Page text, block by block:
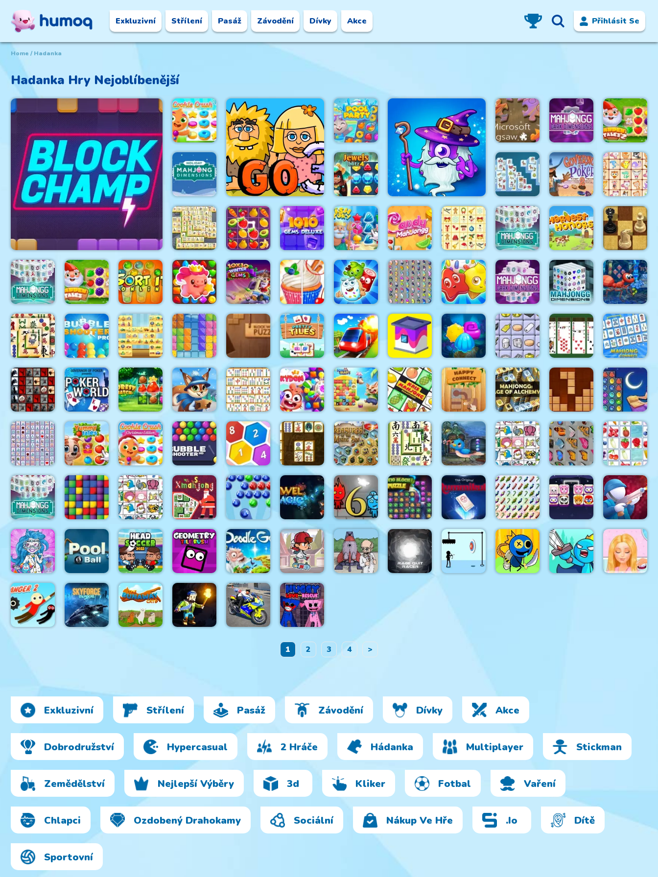
Exkluzivní Střílení Pasáž Závodění Dívky Akce Přihlásit Se
Home Hadanka
Hadanka Hry Nejoblíbenější
Block Champ
Adam and Eve Go 3 Heroes of Match 3
Cookie
Crush 3
Pool Party
Microsoft
Jigsaw
Mahjong
Dark
Dimensions
Garden
Tales 2
Holiday
Mahjong
Dimensions
Jewels Blitz
4
Mahjong
Christmas
Governor Of
Poker 2
Dream Pet
Link
Mahjong
Classic
Fruit
Mahjong
10x10 Gems
Deluxe
Fish Story
Mahjongg
Candy
KrisMas
Mahjong
Mahjongg
Dimensions
900 seconds
Harvest
Honors
Master
Chess
Mahjongg
Dimensions
640 seconds
Garden
Tales
Sort It
Match
Arena
Winter
Gems
Rachel
Holmes
Sugar
Heroes
Butterfly
Kyodai
Deluxe
Candy
Riddles:
Free Match
3 Puzzle
Mahjongg
Dark
Dimensions
Triple Time
Mahjong
Dimensions
Lovely Ant
Escape
Mahjong
Titans
Bubble
Shooter Pro
Toys
Mahjong
Connect
Gummy
Blocks
Block Wood
Puzzle
Pretty Tiles
Conduct
THIS!
Paint House Aqua Blitz 2 Connect 2 Spider Soli
Mahjong
Connect
Tiles of the
Unexpected
Poker
World
Forest
Match
Match
Adventure
Mahjong
Link
Skydom Puppy Blast
Kris
Mahjong
Remastered
Happy
Connect
Mahjongg
Alchemy
Wood Block
Puzzle
1001
Arabian
Nights
Mahjong
Connect
Deluxe
Yummy
Tales
Cookie
Crush
Christmas
Edition
Bubble
Shooter HD
HexaLau
Mahjong
Connect 2
Treasures
of the
Mystic Sea
Mahjong
Shanghai
Dynasty
Singing
Bird Escape
Pet Connect
Butterfly
Kyodai
Fruit
Connect
Mahjongg
Dimensions
470 seconds
Blocks Pet Connect Xmasjong
Bubbles
Shooter
Jewel Magic
Fireboy &
Watergirl 6:
Fairy Tales
10x10 Block
Puzzle
Rummikub
Candy
Match
Onet
Connect
Classic
Hole
Defense
Best Friend
DIY
8 Ball Pool
Head Soccer
2022
Geometry
Tile Rush
Doodle God
Ultimate
Edition
Skateboard
Challenge
Rage Quit
1 2 3 4 >
Exkluzivní Střílení Pasáž Závodění Dívky Akce
Dobrodružství Hypercasual 2 Hráče Hádanka Multiplayer Stickman
Zemědělství Nejlepší Výběry 3d Kliker Fotbal Vaření
Chlapci Ozdobený Drahokamy Sociální Nákup Ve Hře .io Dítě
Sportovní